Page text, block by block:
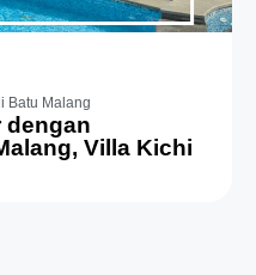
Batu Malang
dengan
Villa Kichi